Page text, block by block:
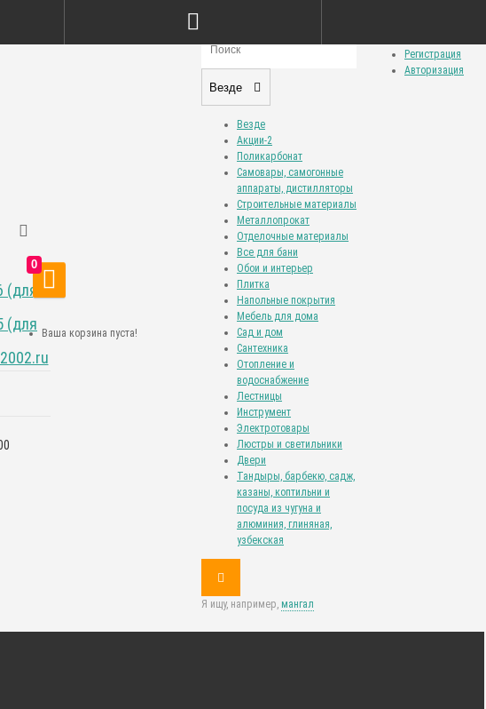
Регистрация
Авторизация
Сравнение товаров (0)
(для
(для
0
Ваша корзина пуста!
Везде
Везде
Акции-2
Поликарбонат
Самовары, самогонные
аппараты, дистилляторы
Строительные материалы
Металлопрокат
Отделочные материалы
Все для бани
Обои и интерьер
Плитка
Напольные покрытия
Мебель для дома
Сад и дом
Сантехника
Отопление и
водоснабжение
Лестницы
Инструмент
Электротовары
Люстры и светильники
Двери
Тандыры, барбекю, садж,
казаны, коптильни и
посуда из чугуна и
алюминия, глиняная,
узбекская
Я ищу, например, мангал